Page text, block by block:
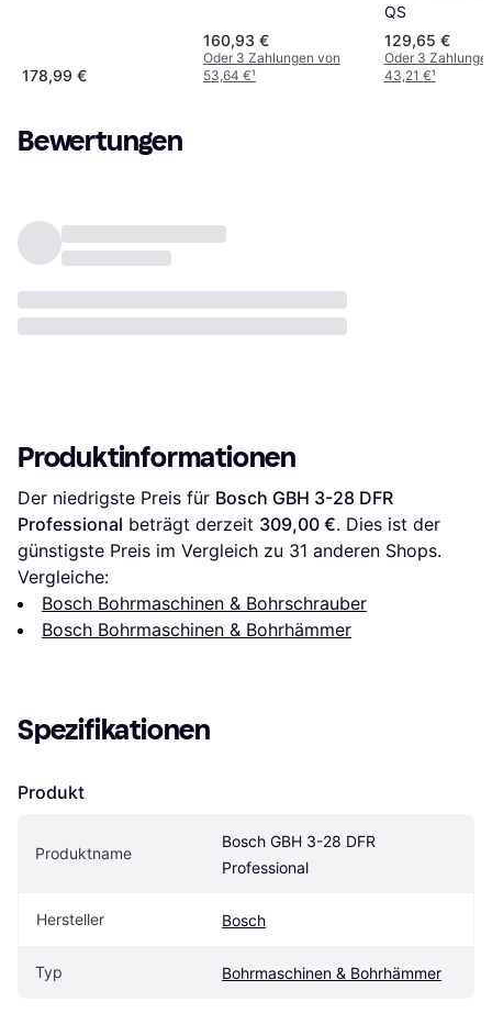
178,99 €
160,93 €
Oder 3 Zahlungen von
53,64 €¹
QS
129,65 €
Oder 3
43,21 €¹
Bewertungen
Produktinformationen
Der niedrigste Preis für Bosch GBH 3-28 DFR
Professional beträgt derzeit 309,00 €. Dies ist der
günstigste Preis im Vergleich zu 31 anderen Shops.
Vergleiche:
Bosch Bohrmaschinen & Bohrschrauber
Bosch Bohrmaschinen & Bohrhämmer
Spezifikationen
Produkt
Produktname
Bosch GBH 3-28 DFR
Professional
Hersteller Bosch
Typ Bohrmaschinen & Bohrhämmer